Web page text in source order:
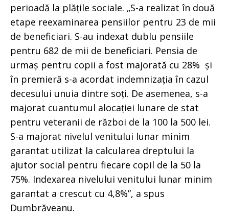
perioadă la plățile sociale. „S-a realizat în două
etape reexaminarea pensiilor pentru 23 de mii
de beneficiari. S-au indexat dublu pensiile
pentru 682 de mii de beneficiari. Pensia de
urmaș pentru copii a fost majorată cu 28% și
în premieră s-a acordat indemnizația în cazul
decesului unuia dintre soți. De asemenea, s-a
majorat cuantumul alocației lunare de stat
pentru veteranii de război de la 100 la 500 lei.
S-a majorat nivelul venitului lunar minim
garantat utilizat la calcularea dreptului la
ajutor social pentru fiecare copil de la 50 la
75%. Indexarea nivelului venitului lunar minim
garantat a crescut cu 4,8%”, a spus
Dumbrăveanu.